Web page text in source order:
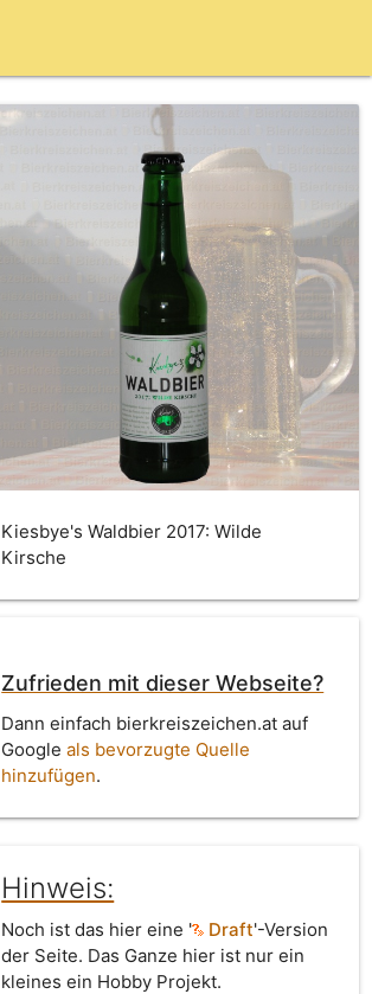
Kiesbye's Waldbier 2017: Wilde
Kirsche
Zufrieden mit dieser Webseite?
Dann einfach bierkreiszeichen.at auf
Googleals bevorzugte Quelle
hinzufügen.
Hinweis:
Noch ist das hier eine ' Draft'-Version
der Seite. Das Ganze hier ist nur ein
kleines ein Hobby Projekt.